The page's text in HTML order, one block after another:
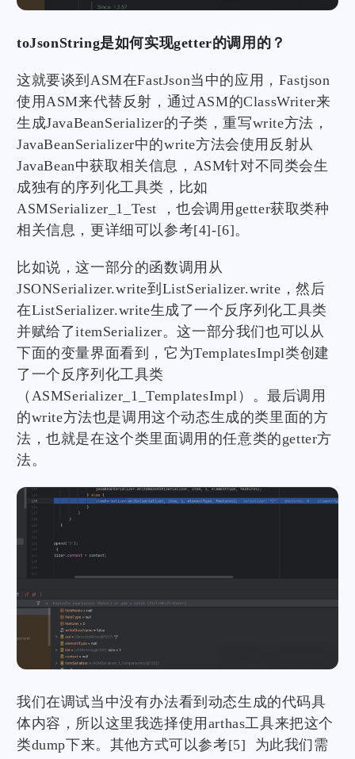
toJsonString是如何实现getter的调用的？
这就要谈到ASM在FastJson当中的应用，Fastjson
使用ASM来代替反射，通过ASM的ClassWriter来
生成JavaBeanSerializer的子类，重写write方法，
JavaBeanSerializer中的write方法会使用反射从
JavaBean中获取相关信息，ASM针对不同类会生
成独有的序列化工具类，比如
ASMSerializer_1_Test ，也会调用getter获取类种
相关信息，更详细可以参考[4]-[6]。
比如说，这一部分的函数调用从
JSONSerializer.write到ListSerializer.write，然后
在ListSerializer.write生成了一个反序列化工具类
并赋给了itemSerializer。这一部分我们也可以从
下面的变量界面看到，它为TemplatesImpl类创建
了一个反序列化工具类
（ASMSerializer_1_TemplatesImpl）。最后调用
的write方法也是调用这个动态生成的类里面的方
法，也就是在这个类里面调用的任意类的getter方
法。
我们在调试当中没有办法看到动态生成的代码具
体内容，所以这里我选择使用arthas工具来把这个
类dump下来。其他方式可以参考[5] 为此我们需